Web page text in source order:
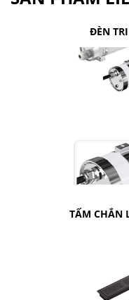
ĐÈN
TẤM CHẮN